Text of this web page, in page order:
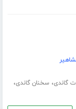
گاندی، سخنان گاندی،